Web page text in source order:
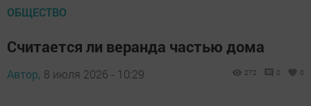
ОБЩЕСТВО
Считается ли веранда частью дома
Автор, 8 июля 2026 - 10:29 272 0 0